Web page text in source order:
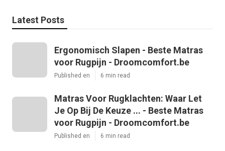
Latest Posts
Ergonomisch Slapen - Beste Matras
voor Rugpijn - Droomcomfort.be
Published en 6 min read
Matras Voor Rugklachten: Waar Let
Je Op Bij De Keuze ... - Beste Matras
voor Rugpijn - Droomcomfort.be
Published en 6 min read